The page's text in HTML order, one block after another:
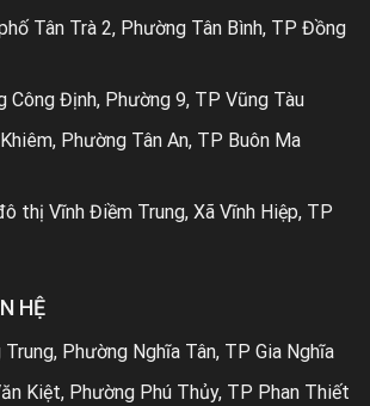
Tân Trà 2, Phường Tân Bình, TP Đồng
Công Định, Phường 9, TP Vũng Tàu
Phường Tân An, TP Buôn Ma
thị Vĩnh Điềm Trung, Xã Vĩnh Hiệp, TP
HỆ
Trung, Phường Nghĩa Tân, TP Gia Nghĩa
Kiệt, Phường Phú Thủy, TP Phan Thiết